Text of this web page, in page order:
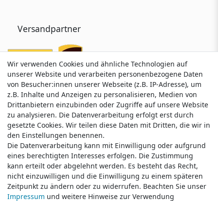
Versandpartner
Service & Kontakt
Wünschen Sie einen Rückruf?
service@klamato.de
Wir verwenden Cookies und ähnliche Technologien auf
unserer Website und verarbeiten personenbezogene Daten
von Besucher:innen unserer Webseite (z.B. IP-Adresse), um
z.B. Inhalte und Anzeigen zu personalisieren, Medien von
Drittanbietern einzubinden oder Zugriffe auf unsere Website
zu analysieren. Die Datenverarbeitung erfolgt erst durch
gesetzte Cookies. Wir teilen diese Daten mit Dritten, die wir in
den Einstellungen benennen.
Die Datenverarbeitung kann mit Einwilligung oder aufgrund
eines berechtigten Interesses erfolgen. Die Zustimmung
kann erteilt oder abgelehnt werden. Es besteht das Recht,
nicht einzuwilligen und die Einwilligung zu einem späteren
Zeitpunkt zu ändern oder zu widerrufen. Beachten Sie unser
Impressum und weitere Hinweise zur Verwendung
Wir verwenden Cookies und ähnliche Technologien auf
unserer Website und verarbeiten personenbezogene Daten
von Besucher:innen unserer Webseite (z.B. IP-Adresse), um
z.B. Inhalte und Anzeigen zu personalisieren, Medien von
Drittanbietern einzubinden oder Zugriffe auf unsere Website
zu analysieren. Die Datenverarbeitung erfolgt erst durch
gesetzte Cookies. Wir teilen diese Daten mit Dritten, die wir in
den Einstellungen benennen.
Die Datenverarbeitung kann mit Einwilligung oder aufgrund
eines berechtigten Interesses erfolgen. Die Zustimmung
kann erteilt oder abgelehnt werden. Es besteht das Recht,
nicht einzuwilligen und die Einwilligung zu einem späteren
Zeitpunkt zu ändern oder zu widerrufen. Beachten Sie unser
Impressum und weitere Hinweise zur Verwendung